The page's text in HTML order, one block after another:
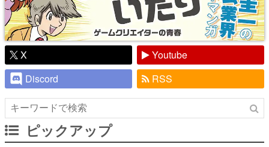
X
Youtube
Discord
RSS
ピックアップ